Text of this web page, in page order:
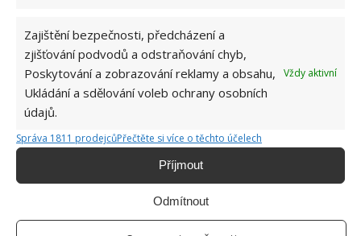
Zajištění bezpečnosti, předcházení a
zjišťování podvodů a odstraňování chyb,
Poskytování a zobrazování reklamy a obsahu,
Ukládání a sdělování voleb ochrany osobních
údajů.
Vždy aktivní
Správa 1811 prodejcůPřečtěte si více o těchto účelech
Příjmout
Odmítnout
čištění domácnosti: Poradí si i s troubou a
potrubím
10.8.2026
O WEBU